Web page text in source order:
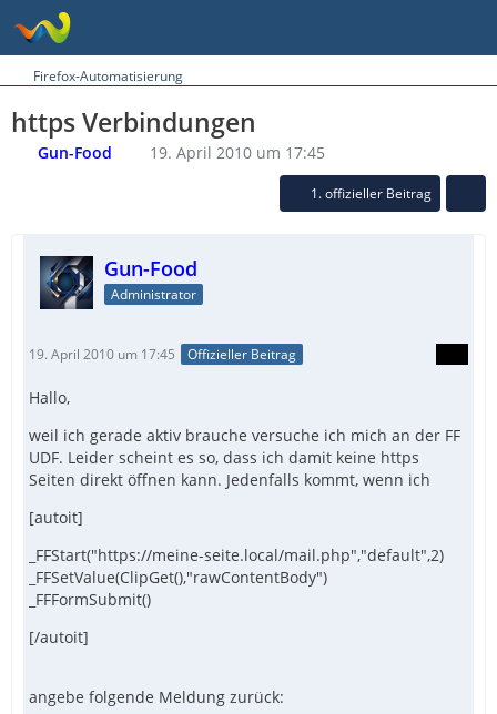
Firefox-Automatisierung
https Verbindungen
Gun-Food 19. April 2010 um 17:45
1. offizieller Beitrag
Gun-Food
Administrator
19. April 2010 um 17:45 Offizieller Beitrag
Hallo,
weil ich gerade aktiv brauche versuche ich mich an der FF
UDF. Leider scheint es so, dass ich damit keine https
Seiten direkt öffnen kann. Jedenfalls kommt, wenn ich
[autoit]
_FFStart("https://meine-seite.local/mail.php","default",2)
_FFSetValue(ClipGet(),"rawContentBody")
_FFFormSubmit()
[/autoit]
angebe folgende Meldung zurück: